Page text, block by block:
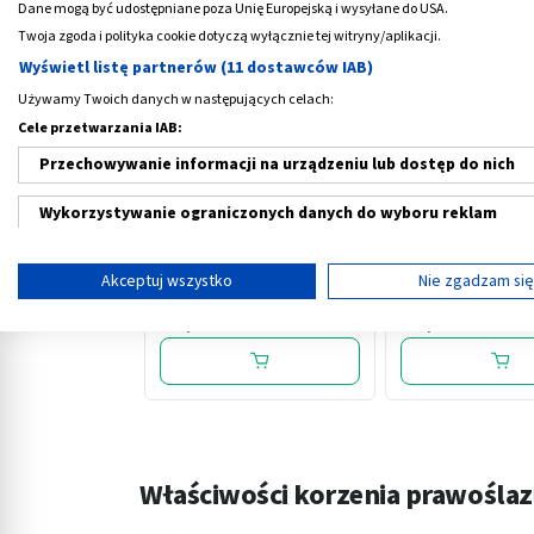
ml, syrop, 150 ml
doustny, 125 g (Leki
Natury)
‹
Właściwości korzenia
Dane mogą być udostępniane poza Unię Europejską i wysyłane do USA.
Twoja zgoda i polityka cookie dotyczą wyłącznie tej witryny/aplikacji.
Wyświetl listę partnerów (11 dostawców IAB)
Używamy Twoich danych w następujących celach:
Cele przetwarzania IAB:
Przechowywanie informacji na urządzeniu lub dostęp do nich
Wykorzystywanie ograniczonych danych do wyboru reklam
Tworzenie profili w celu spersonalizowanych reklam
Tworzenie profili w celu personalizacji treści
Pomiar efektywności treści
Akceptuj wszystko Nie zgadzam się